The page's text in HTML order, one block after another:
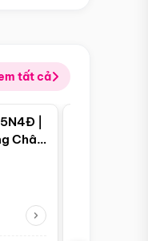
tất cả
nổi bật
|
Châu